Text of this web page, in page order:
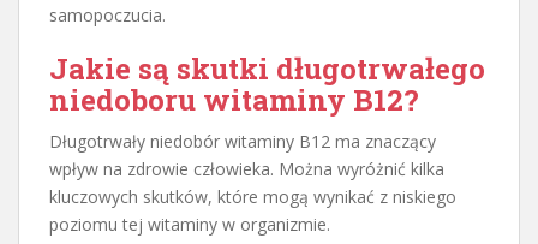
samopoczucia.
Jakie są skutki długotrwałego
niedoboru witaminy B12?
Długotrwały niedobór witaminy B12 ma znaczący
wpływ na zdrowie człowieka. Można wyróżnić kilka
kluczowych skutków, które mogą wynikać z niskiego
poziomu tej witaminy w organizmie.